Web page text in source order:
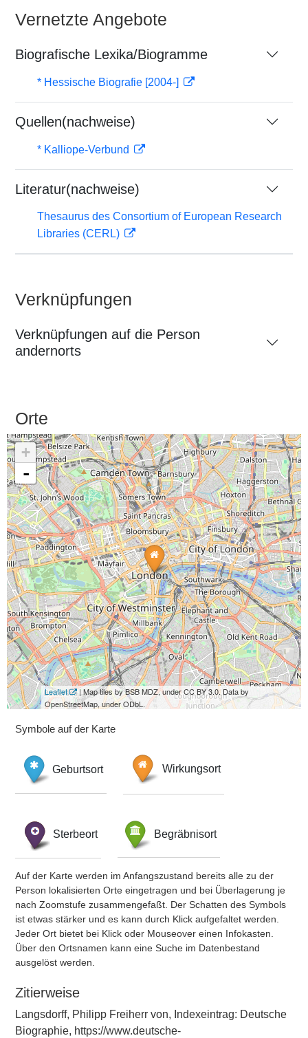
Vernetzte Angebote
Biografische Lexika/Biogramme
* Hessische Biografie [2004-]
Quellen(nachweise)
* Kalliope-Verbund
Literatur(nachweise)
Thesaurus des Consortium of European Research
Libraries (CERL)
Verknüpfungen
Verknüpfungen auf die Person
andernorts
Orte
+
-
Leaflet
| Map tiles by BSB MDZ, under CC BY 3.0. Data by
OpenStreetMap, under ODbL.
Symbole auf der Karte
Geburtsort Wirkungsort
Sterbeort Begräbnisort
Auf der Karte werden im Anfangszustand bereits alle zu der
Person lokalisierten Orte eingetragen und bei Überlagerung je
nach Zoomstufe zusammengefaßt. Der Schatten des Symbols
ist etwas stärker und es kann durch Klick aufgefaltet werden.
Jeder Ort bietet bei Klick oder Mouseover einen Infokasten.
Über den Ortsnamen kann eine Suche im Datenbestand
ausgelöst werden.
Zitierweise
Langsdorff, Philipp Freiherr von, Indexeintrag: Deutsche
Biographie, https://www.deutsche-